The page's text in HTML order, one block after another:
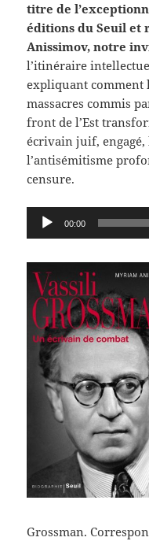
titre de
éditions du Seuil et
Anissimov, notre
l’itinéraire
expliquant comment
massacres commis
front de l’Est
écrivain juif,
l’antisémitisme
censure.
Lecteur
audio
00:00
Grossman.